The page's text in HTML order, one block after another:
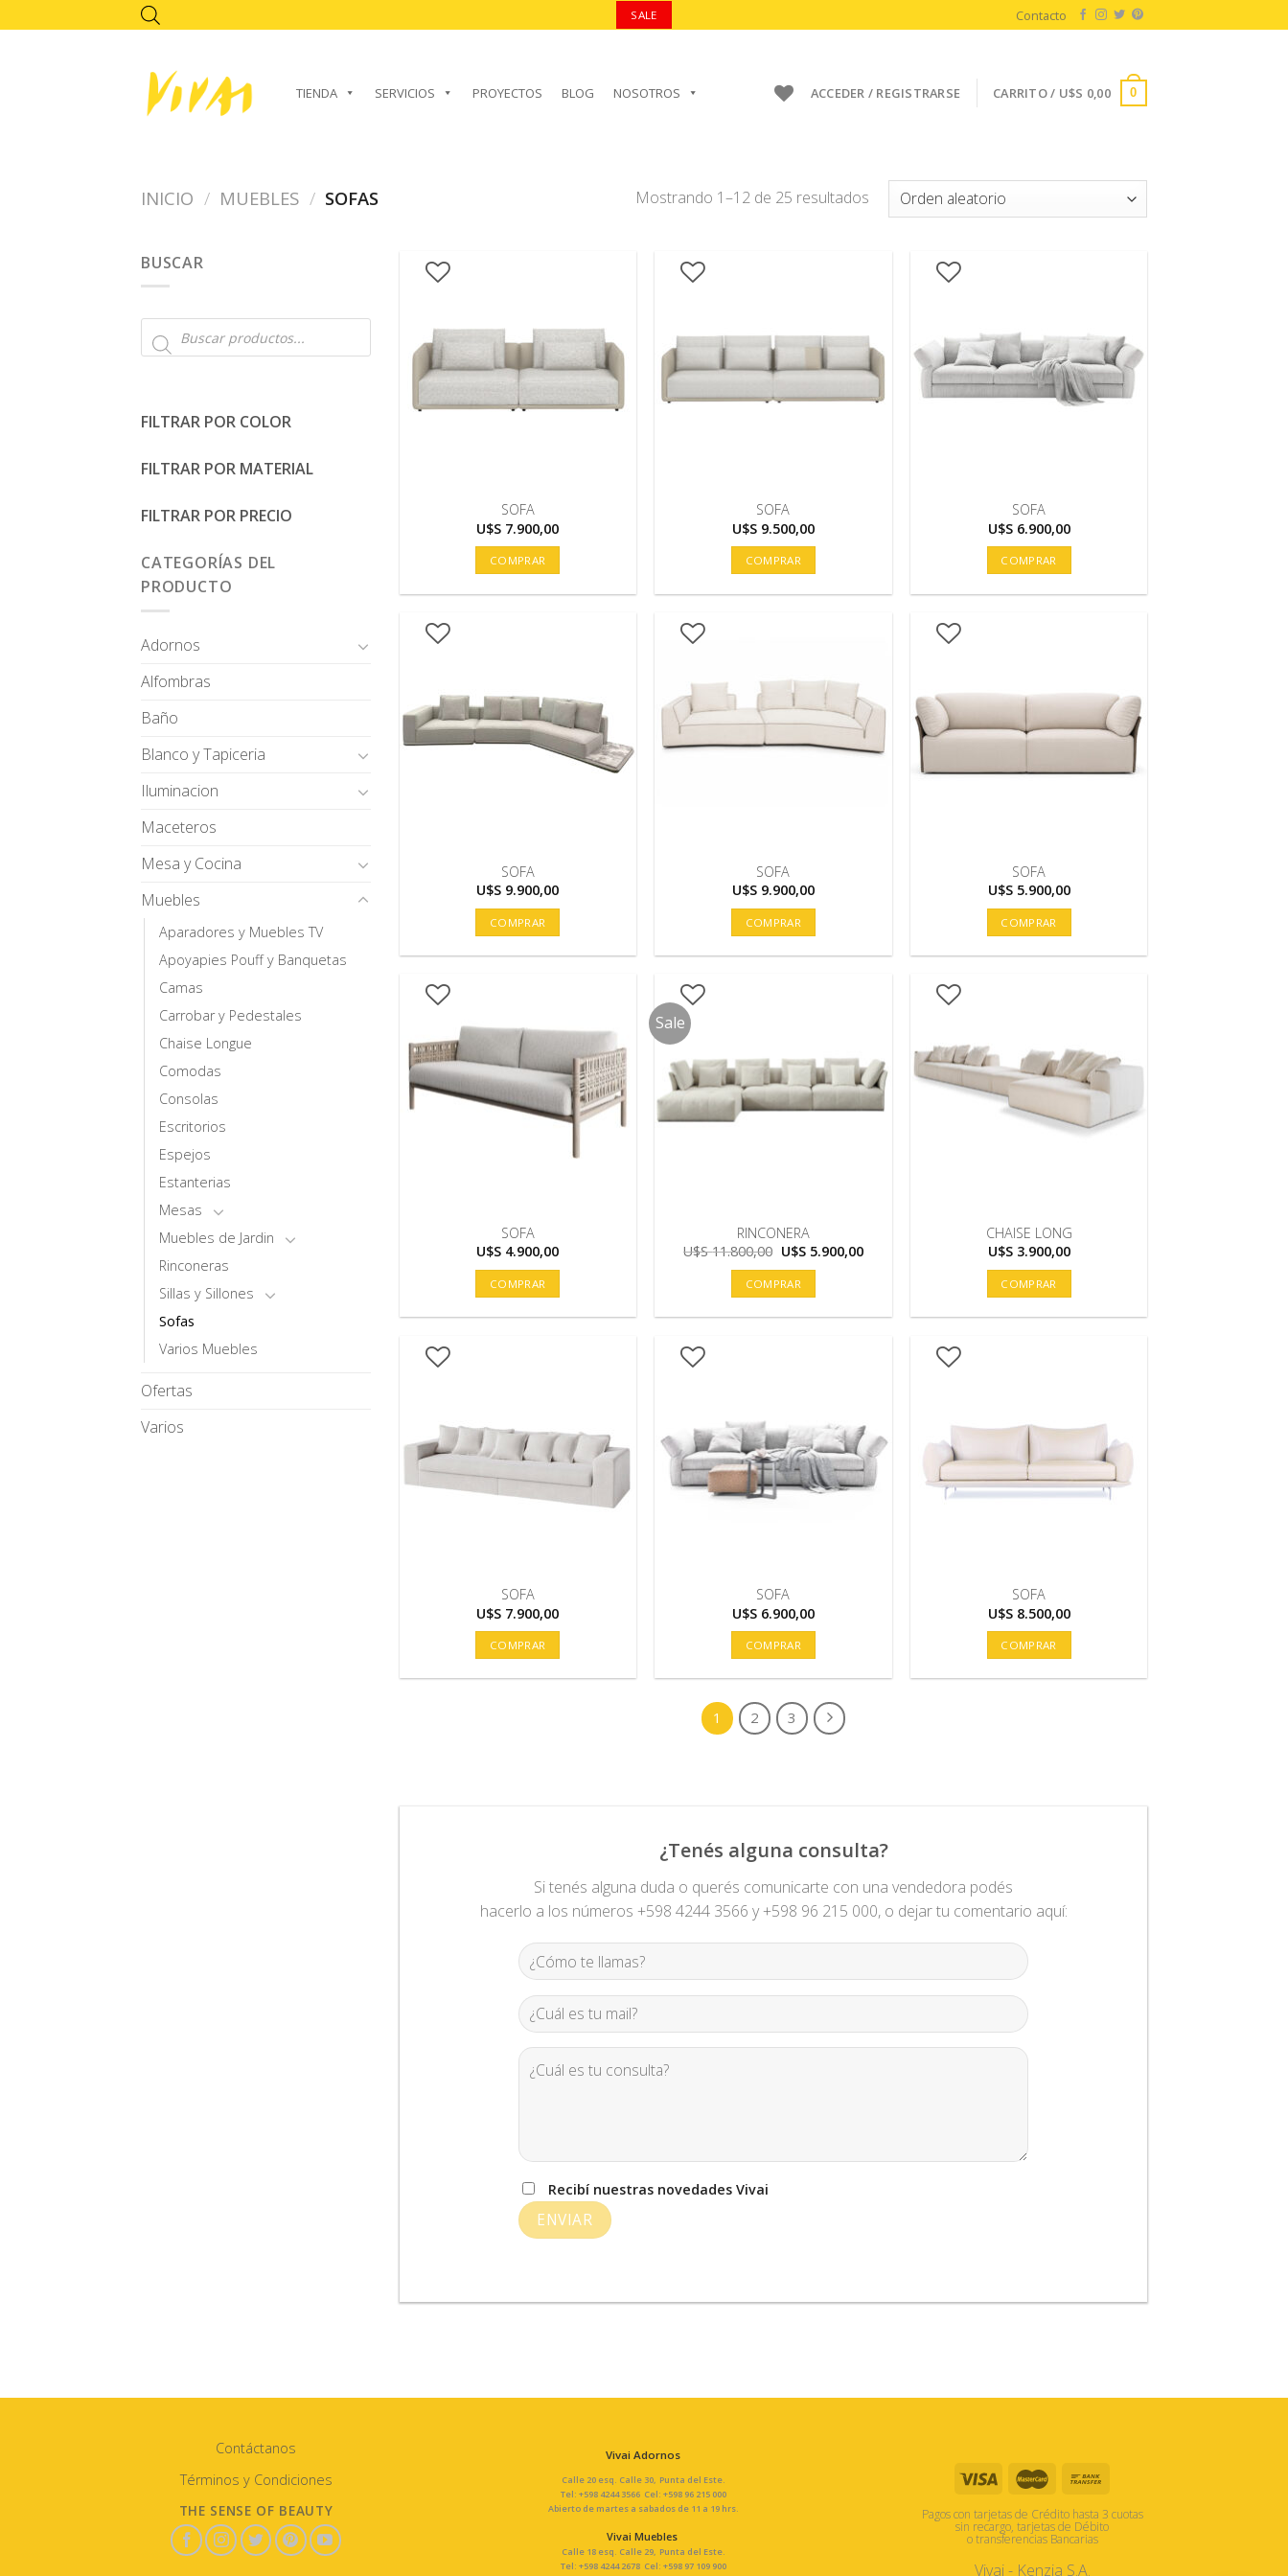
to
SALE Contacto
TIENDA SERVICIOS PROYECTOS BLOG NOSOTROS ACCEDER / REGISTRARSE CARRITO / U$S 0,00 0
INICIO / MUEBLES / SOFAS Mostrando 1–12 de 25 resultados
BUSCAR
Búsqueda
de
FILTRAR POR COLOR
FILTRAR POR MATERIAL
FILTRAR POR PRECIO
CATEGORÍAS DEL
PRODUCTO
Adornos
Alfombras
Baño
Blanco y Tapiceria
Iluminacion
Maceteros
Mesa y Cocina
Muebles
Aparadores y Muebles TV
Apoyapies Pouff y Banquetas
Camas
Carrobar y Pedestales
Chaise Longue
Comodas
Consolas
Escritorios
Espejos
Estanterias
Mesas
Muebles de Jardin
Rinconeras
Sillas y Sillones
Sofas
Varios Muebles
Ofertas
Varios
SOFA
U$S 7.900,00
COMPRAR
SOFA
U$S 9.500,00
COMPRAR
SOFA
U$S 6.900,00
COMPRAR
SOFA
U$S 9.900,00
COMPRAR
SOFA
U$S 9.900,00
COMPRAR
SOFA
U$S 5.900,00
COMPRAR
SOFA
U$S 4.900,00
COMPRAR
Sale
RINCONERA
U$S11.800,00 El
original
era:
11.800,00.
U$S 5.900,00El
5.900,00.
COMPRAR
CHAISE LONG
U$S 3.900,00
COMPRAR
SOFA
U$S 7.900,00
COMPRAR
SOFA
U$S 6.900,00
COMPRAR
SOFA
U$S 8.500,00
COMPRAR
1 2 3
¿Tenés alguna consulta?
Si tenés alguna duda o querés comunicarte con una vendedora podés
hacerlo a los números +598 4244 3566 y +598 96 215 000, o dejar tu comentario aquí:
Recibí nuestras novedades Vivai
Contáctanos
Términos y Condiciones
THE SENSE OF BEAUTY
Vivai Adornos
Calle 20 esq. Calle 30, Punta del Este.
Tel: +598 4244 3566 Cel: +598 96 215 000
Abierto de martes a sabados de 11 a 19 hrs.
Vivai Muebles
Calle 18 esq. Calle 29, Punta del Este.
Tel: +598 4244 2678 Cel: +598 97 109 900
Pagos con tarjetas de Crédito hasta 3 cuotas
sin recargo, tarjetas de Débito
o transferencias Bancarias
Vivai - Kenzia S.A.